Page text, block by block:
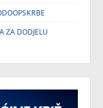
ZA DODJELU